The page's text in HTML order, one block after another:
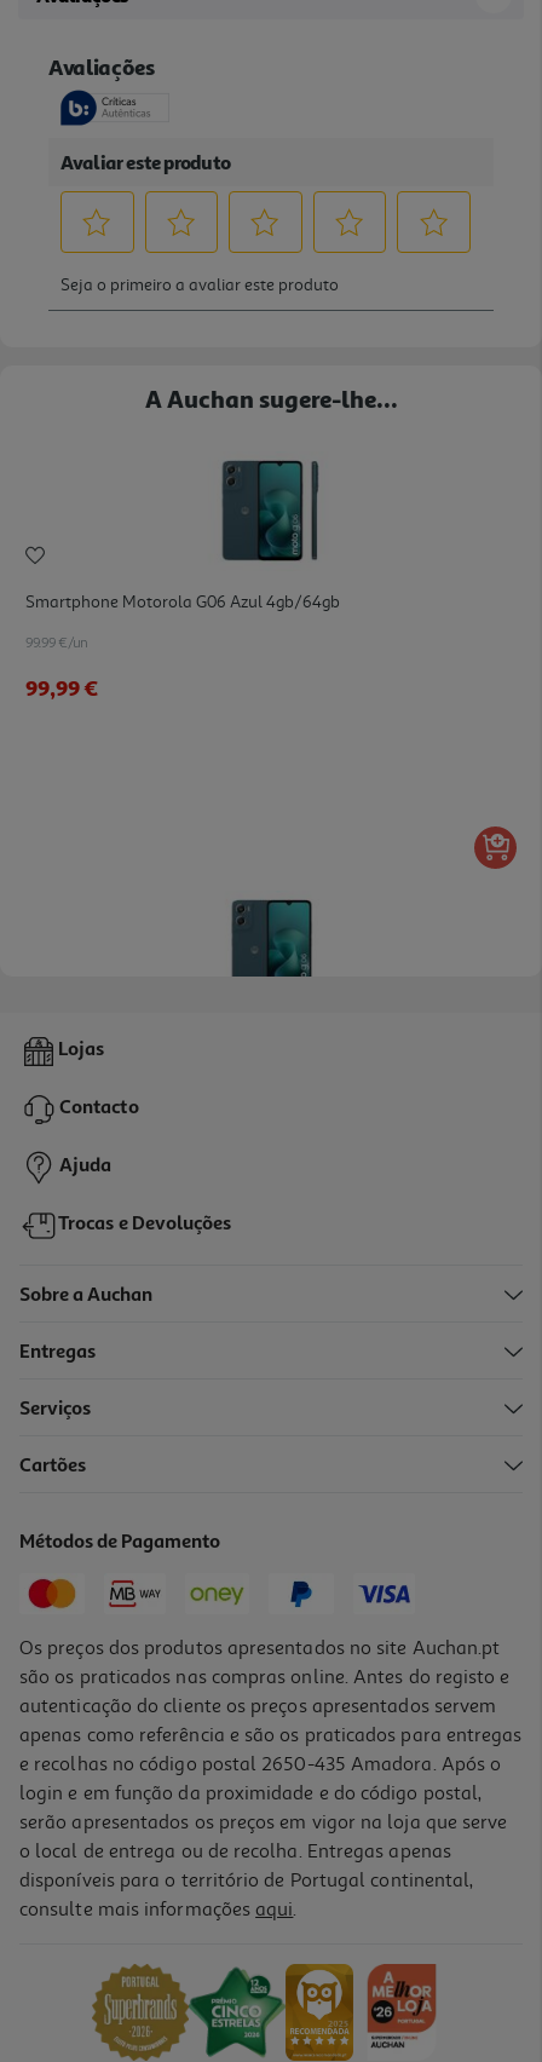
A Auchan sugere-lhe...
Smartphone Motorola G06 Azul 4gb/64gb
99.99 €/un
99,99 €
Smartphone Motorola G06 Azul 8/256gb
149,99 €
Smartphone Motorola G06 Verde
129,99 €
Lojas
Contacto
Ajuda
Trocas e Devoluções
Sobre a Auchan
Entregas
Serviços
Cartões
Métodos de Pagamento
Os preços dos produtos apresentados no site Auchan.pt
são os praticados nas compras online. Antes do registo e
autenticação do cliente os preços apresentados servem
apenas como referência e são os praticados para entregas
e recolhas no código postal 2650-435 Amadora. Após o
login e em função da proximidade e do código postal,
serão apresentados os preços em vigor na loja que serve
o local de entrega ou de recolha. Entregas apenas
disponíveis para o território de Portugal continental,
consulte mais informações aqui.